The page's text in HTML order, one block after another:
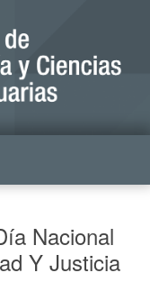
Nacional
Y Justicia